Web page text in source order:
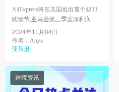
AliExpress将在美国推出首个双11
购物节,亚马逊第三季度净利润增
至153亿美元,亚马逊测试新功
能,TikTok泰国创作者超300万，实
现销量3倍增长,在产品搜...
2024年11月04日
作者：Anya
亚马逊
跨境资讯